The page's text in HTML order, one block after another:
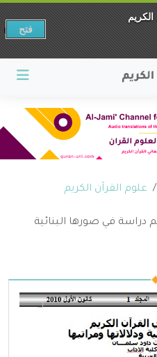
علوم القرآن الكريم
دراسة في صورها البنائية
فتح